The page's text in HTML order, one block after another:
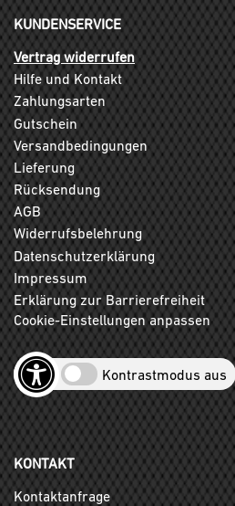
KUNDENSERVICE
Vertrag widerrufen
Hilfe und Kontakt
Zahlungsarten
Gutschein
Versandbedingungen
Lieferung
Rücksendung
AGB
Widerrufsbelehrung
Datenschutzerklärung
Impressum
Erklärung zur Barrierefreiheit
Cookie-Einstellungen anpassen
Kontrastmodus aus
KONTAKT
Kontaktanfrage